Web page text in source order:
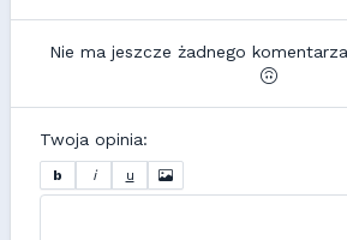
Nie ma jeszcze żadnego
Twoja opinia:
b i u